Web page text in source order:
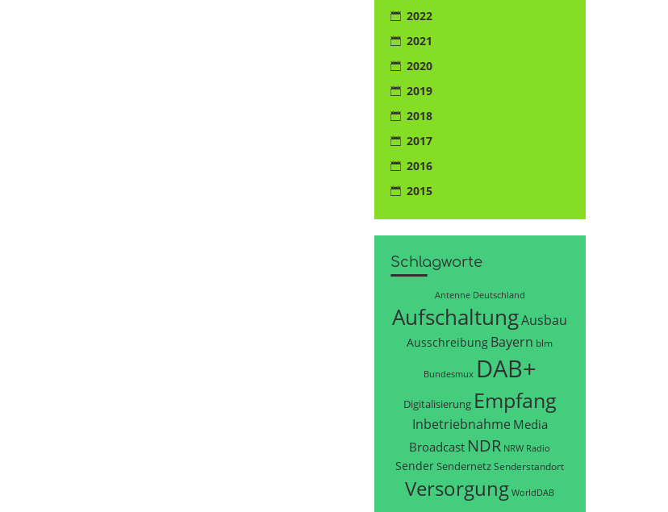
2022
2021
2020
2019
2018
2017
2016
2015
Schlagworte
Antenne Deutschland
AufschaltungAusbau
Ausschreibung Bayern blm
Bundesmux DAB+
Digitalisierung Empfang
Inbetriebnahme Media
Broadcast NDR NRW Radio
SenderSendernetzSenderstandort
Versorgung WorldDAB